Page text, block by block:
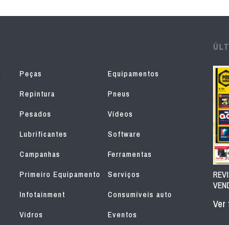
Peças
Equipamentos
Repintura
Pneus
Pesados
Vídeos
Lubrificantes
Software
Campanhas
Ferramentas
Primeiro Equipamento
Serviços
Infotainment
Consumíveis auto
Vidros Eventos
Ver